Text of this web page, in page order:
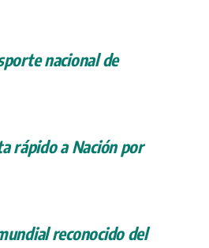
nacional de
rápido a Nación por
reconocido del